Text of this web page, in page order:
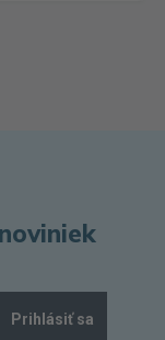
Prihlásiť sa